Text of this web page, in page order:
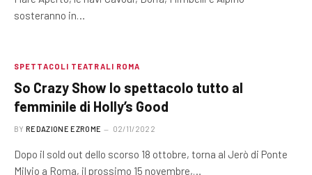
sosteranno in…
SPETTACOLI TEATRALI ROMA
So Crazy Show lo spettacolo tutto al
femminile di Holly’s Good
BY REDAZIONE EZROME 02/11/2022
Dopo il sold out dello scorso 18 ottobre, torna al Jerò di Ponte
Milvio a Roma, il prossimo 15 novembre,…